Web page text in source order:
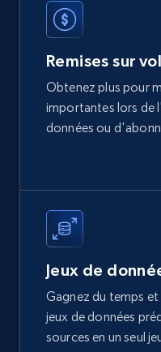
1.9K+
Amazon best
Title, Seller name,
price, Final price,
eCommerce
1.7K+
Amazon products
Remises sur
Obtenez plus pour
importantes lors de
données ou
Jeux de
Gagnez du temps et
jeux de données
sources en un seul